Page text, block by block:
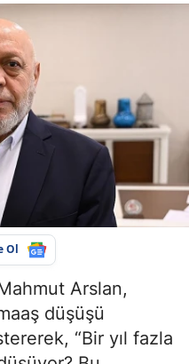
Ol
Arslan,
düşüşü
“Bir yıl fazla